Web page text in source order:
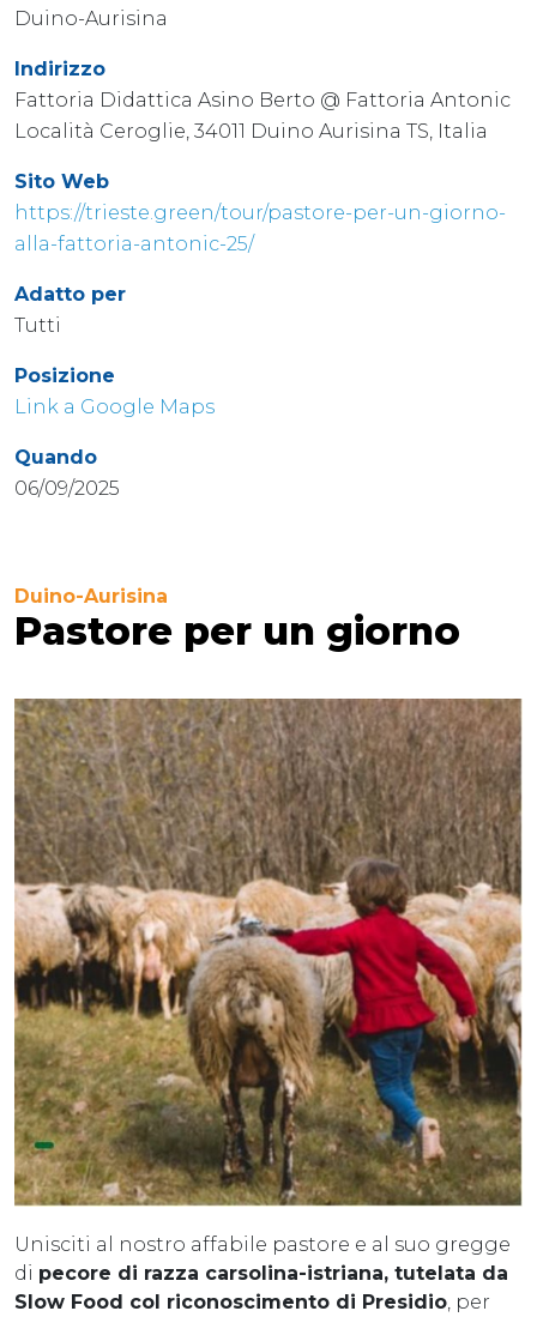
Duino-Aurisina
Indirizzo
Fattoria Didattica Asino Berto @ Fattoria Antonic
Località Ceroglie, 34011 Duino Aurisina TS, Italia
Sito Web
https://trieste.green/tour/pastore-per-un-giorno-
alla-fattoria-antonic-25/
Adatto per
Tutti
Posizione
Link a Google Maps
Quando
06/09/2025
Duino-Aurisina
Pastore per un giorno
Unisciti al nostro affabile pastore e al suo gregge
di pecore di razza carsolina-istriana, tutelata da
Slow Food col riconoscimento di Presidio , per